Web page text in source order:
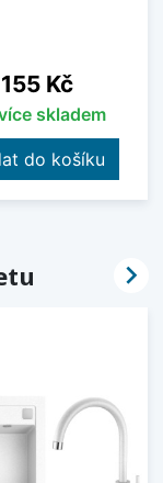
Cena
155 Kč
skladem
do košíku
